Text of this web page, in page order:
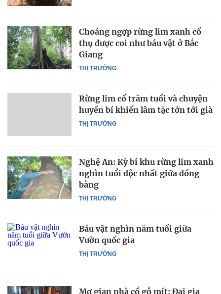
THỊ TRƯỜNG
Choáng ngợp rừng lim xanh cổ
thụ được coi như báu vật ở Bắc
Giang
THỊ TRƯỜNG
Rừng lim cổ trăm tuổi và chuyện
huyền bí khiến lâm tặc tởn tới già
THỊ TRƯỜNG
Nghệ An: Kỳ bí khu rừng lim xanh
nghìn tuổi độc nhất giữa đồng
bằng
THỊ TRƯỜNG
Báu vật nghìn năm tuổi giữa
Vườn quốc gia
Mơ gian nhà cổ gỗ mít: Đại gia